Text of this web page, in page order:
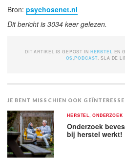
Bron: psychosenet.nl
Dit bericht is 3034 keer gelezen.
DIT ARTIKEL IS GEPOST IN HERSTEL EN
OS ,PODCAST . SLA DE
JE BENT MISSCHIEN OOK
HERSTEL ONDERZOEK
Onderzoek
bij herstel werkt!